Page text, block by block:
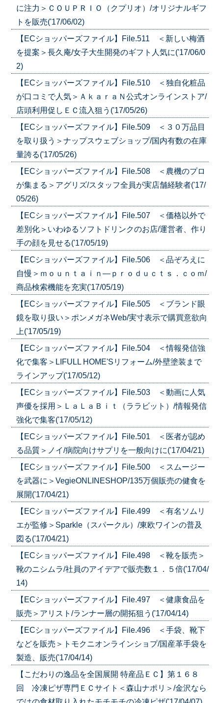
に注力＞ＣＯＵＰＲＩＯ（クプリオ）/オリジナルギフ
トを販売('17/06/02)
【ECショッパーズファイル】File.511 ＜新しい梅酒
を提案＞長久庵/女子大生開発のギフト人気に('17/06/0
2)
【ECショッパーズファイル】File.510 ＜独自化粧品
が口コミで人気＞ＡｋａｒａＮ公式オンラインストア/
店頭利用促しＥＣ流入狙う('17/05/26)
【ECショッパーズファイル】File.509 ＜３０万品目
を取り扱う＞ナップスウェブショップ/国内有数の在庫
量誇る('17/05/26)
【ECショッパーズファイル】File.508 ＜農機のプロ
が集まる＞アグリズ/スタッフ全員が実店舗経験者('17/
05/26)
【ECショッパーズファイル】File.507 ＜価格以外で
差別化＞いわゆるソフトドリンクのお店/運営者、作り
手の顔を見せる('17/05/19)
【ECショッパーズファイル】File.506 ＜品ぞろえに
自慢＞ｍｏｕｎｔａｉｎ―ｐｒｏｄｕｃｔｓ．ｃｏｍ/
商品検索機能を充実('17/05/19)
【ECショッパーズファイル】File.505 ＜ブランド眼
鏡を取り扱い＞ポンメガネWeb/実寸表示で購買意欲向
上('17/05/19)
【ECショッパーズファイル】File.504 ＜情報発信強
化で集客＞LIFULL HOME'Sリフォーム/外壁塗装まで
ラインアップ('17/05/12)
【ECショッパーズファイル】File.503 ＜動画に人気
声優を採用＞ＬａＬａＢｉｔ（ララビット）/情報発信
強化で集客('17/05/12)
【ECショッパーズファイル】File.501 ＜医者が認め
る品質＞ノイ/病院向けサプリを一般向けに('17/04/21)
【ECショッパーズファイル】File.500 ＜スムージー
を武器に＞VegieONLINESHOP/135万個販売の健食を
展開('17/04/21)
【ECショッパーズファイル】File.499 ＜有名ソムリ
エが監修＞Sparkle（スパークル）/東欧ワインの普及
図る('17/04/21)
【ECショッパーズファイル】File.498 ＜靴を販売＞
靴のニシムラ/社員のアイデアで販売数１．５倍('17/04/
14)
【ECショッパーズファイル】File.497 ＜健康食品を
販売＞アリスト/ランナー層の開拓狙う('17/04/14)
【ECショッパーズファイル】File.496 ＜手袋、靴下
などを販売＞トモクニオンラインショプ/国産革手袋を
製造、販売('17/04/14)
【こだわりの逸品を全国展開 特産品ＥＣ】第１６８
回 冷凍ピザ専門ＥＣサイト＜森山ナポリ＞/金沢なら